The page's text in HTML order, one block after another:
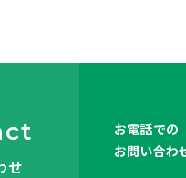
せ
お電話での
お問い合わ